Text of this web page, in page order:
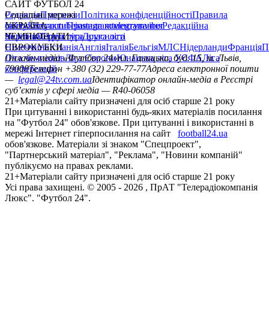
САЙТ ФУТБОЛ 24
РедакціяПрогнозиПолітика конфіденційностіПравила
сайтуКонтактиПравила коментуванняРедакційна
політикаСтруктура власності
Соціальні мережі
facebookxyoutubeinstagramtelegramviber
УКРАЇНА
УкраїнаПерша лігаДруга ліга
ЧЕМПІОНАТИ
НімеччинаІспаніяАнгліяІталіяБельгіяМЛСНідерландиФранція
ЄВРОКУБКИ
Ліга чемпіонівЛіга ЄвропиЮнацька ліга УЄФАЛіга
конференцій
Онлайн-медіа «Футбол 24»пл. Галицька, буд. 15, м. Львів,
79008Телефон +380 (32) 229-77-77Адреса електронної пошти
— legal@24tv.com.uaІдентифікатор онлайн-медіа в Реєстрі
суб’єктів у сфері медіа — R40-06058
21+Матеріали сайту призначені для осіб старше 21 року
При цитуванні і використанні будь-яких матеріалів посилання
на "Футбол 24" обов'язкове. При цитуванні і використанні в
мережі Інтернет гіперпосилання на сайт
football24.ua
обов'язкове. Матеріали зі знаком "Спецпроект",
"Партнерський матеріал", "Реклама", "Новини компаній"
публікуємо на правах реклами.
21+Матеріали сайту призначені для осіб старше 21 року
Усi права захищенi. © 2005 - 2026 , ПрАТ "Телерадіокомпанія
Люкс". "Футбол 24".